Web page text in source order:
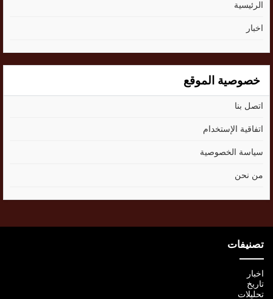
الرئيسية
اخبار
خصوصية الموقع
اتصل بنا
اتفاقية الإستخدام
سياسة الخصوصية
من نحن
تصنيفات
اخبار
تاريخ
تحليلات